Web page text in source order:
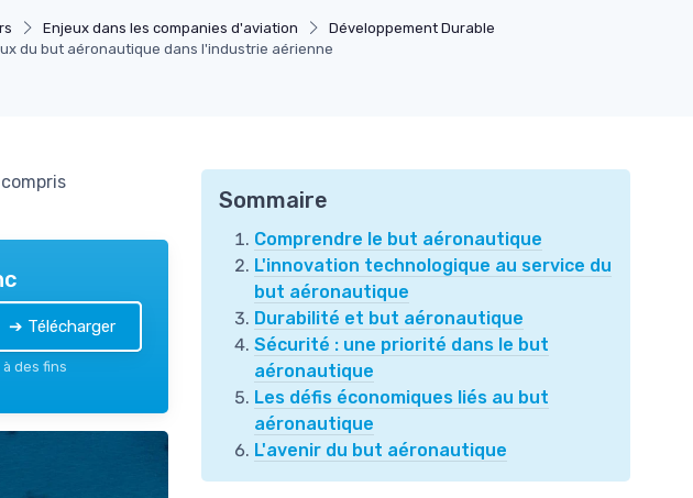
Enjeux dans les companies d'aviation
Développement Durable
du but aéronautique dans l'industrie aérienne
➔ Télécharger
des fins
Sommaire
Comprendre le but aéronautique
L'innovation technologique au service du
but aéronautique
Durabilité et but aéronautique
Sécurité : une priorité dans le but
aéronautique
Les défis économiques liés au but
aéronautique
L'avenir du but aéronautique